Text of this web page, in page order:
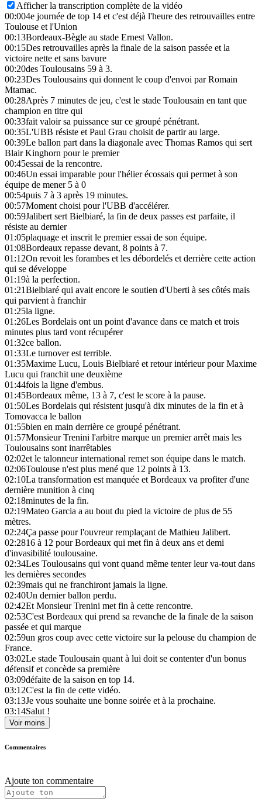
Afficher la transcription complète de la vidéo
00:004e journée de top 14 et c'est déjà l'heure des retrouvailles entre
Toulouse et l'Union
00:13Bordeaux-Bègle au stade Ernest Vallon.
00:15Des retrouvailles après la finale de la saison passée et la
victoire nette et sans bavure
00:20des Toulousains 59 à 3.
00:23Des Toulousains qui donnent le coup d'envoi par Romain
Mtamac.
00:28Après 7 minutes de jeu, c'est le stade Toulousain en tant que
champion en titre qui
00:33fait valoir sa puissance sur ce groupé pénétrant.
00:35L'UBB résiste et Paul Grau choisit de partir au large.
00:39Le ballon part dans la diagonale avec Thomas Ramos qui sert
Blair Kinghorn pour le premier
00:45essai de la rencontre.
00:46Un essai imparable pour l'hélier écossais qui permet à son
équipe de mener 5 à 0
00:54puis 7 à 3 après 19 minutes.
00:57Moment choisi pour l'UBB d'accélérer.
00:59Jalibert sert Bielbiaré, la fin de deux passes est parfaite, il
résiste au dernier
01:05plaquage et inscrit le premier essai de son équipe.
01:08Bordeaux repasse devant, 8 points à 7.
01:12On revoit les forambes et les débordelés et derrière cette action
qui se développe
01:19à la perfection.
01:21Bielbiaré qui avait encore le soutien d'Uberti à ses côtés mais
qui parvient à franchir
01:25la ligne.
01:26Les Bordelais ont un point d'avance dans ce match et trois
minutes plus tard vont récupérer
01:32ce ballon.
01:33Le turnover est terrible.
01:35Maxime Lucu, Louis Bielbiaré et retour intérieur pour Maxime
Lucu qui franchit une deuxième
01:44fois la ligne d'embus.
01:45Bordeaux même, 13 à 7, c'est le score à la pause.
01:50Les Bordelais qui résistent jusqu'à dix minutes de la fin et à
Tomovacca le ballon
01:55bien en main derrière ce groupé pénétrant.
01:57Monsieur Trenini l'arbitre marque un premier arrêt mais les
Toulousains sont inarrêtables
02:02et le talonneur international remet son équipe dans le match.
02:06Toulouse n'est plus mené que 12 points à 13.
02:10La transformation est manquée et Bordeaux va profiter d'une
dernière munition à cinq
02:18minutes de la fin.
02:19Mateo Garcia a au bout du pied la victoire de plus de 55
mètres.
02:24Ça passe pour l'ouvreur remplaçant de Mathieu Jalibert.
02:2816 à 12 pour Bordeaux qui met fin à deux ans et demi
d'invasibilité toulousaine.
02:34Les Toulousains qui vont quand même tenter leur va-tout dans
les dernières secondes
02:39mais qui ne franchiront jamais la ligne.
02:40Un dernier ballon perdu.
02:42Et Monsieur Trenini met fin à cette rencontre.
02:53C'est Bordeaux qui prend sa revanche de la finale de la saison
passée et qui marque
02:59un gros coup avec cette victoire sur la pelouse du champion de
France.
03:02Le stade Toulousain quant à lui doit se contenter d'un bonus
défensif et concède sa première
03:09défaite de la saison en top 14.
03:12C'est la fin de cette vidéo.
03:13Je vous souhaite une bonne soirée et à la prochaine.
03:14Salut !
Voir moins
Commentaires
Ajoute ton commentaire